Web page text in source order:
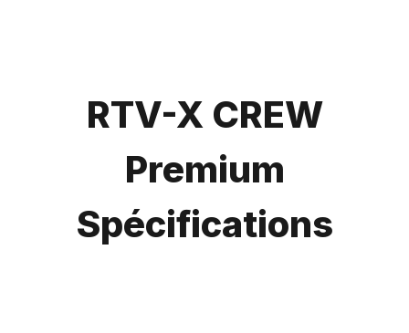
RTV-X CREW
Premium
Spécifications